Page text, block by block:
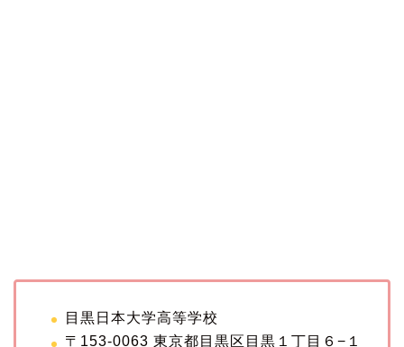
目黒日本大学高等学校
〒153-0063 東京都目黒区目黒１丁目６−１